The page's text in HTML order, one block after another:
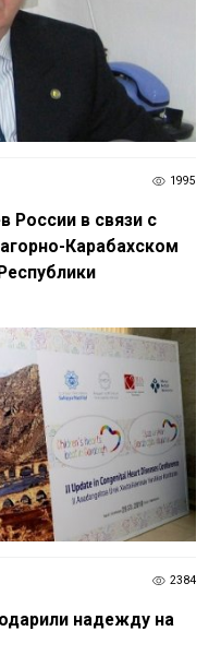
1995
России в связи с
Карабахском
2384
надежду на